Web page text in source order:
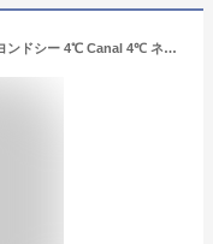
【無料ラッピング】 ヨンドシー カナルヨンドシー 4℃ Canal 4℃ ネックレス レディース 馬蹄モチーフ シルバー ピンクゴールド レディース ブランド 正規品 新品 ギフト プレゼント 人気 おすすめ 誕生日 記念日 クリスマス 送料無料